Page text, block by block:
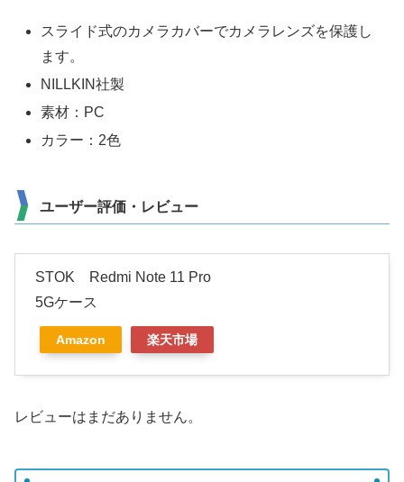
スライド式のカメラカバーでカメラレンズを保護し
ます。
NILLKIN社製
素材：PC
カラー：2色
ユーザー評価・レビュー
STOK Redmi Note 11 Pro
5Gケース
Amazon 楽天市場
レビューはまだありません。